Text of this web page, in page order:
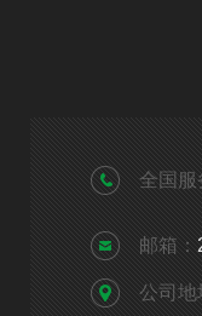
全国服
邮箱：
公司地